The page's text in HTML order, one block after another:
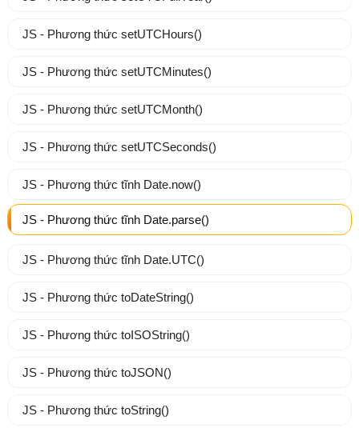
JS - Phương thức setUTCHours()
JS - Phương thức setUTCMinutes()
JS - Phương thức setUTCMonth()
JS - Phương thức setUTCSeconds()
JS - Phương thức tĩnh Date.now()
JS - Phương thức tĩnh Date.parse()
JS - Phương thức tĩnh Date.UTC()
JS - Phương thức toDateString()
JS - Phương thức toISOString()
JS - Phương thức toJSON()
JS - Phương thức toString()